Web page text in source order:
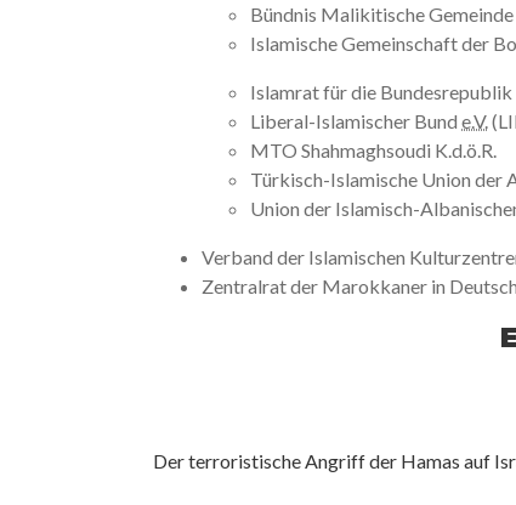
Bündnis Malikitische
Islamische Gemeinschaft der
Islamrat für die Bundesrepublik
Liberal-Islamischer Bund e.V.
MTO Shahmaghsoudi K.d.ö.R.
Türkisch-Islamische Union der
Union der Islamisch-
Verband der Islamischen
Zentralrat der Marokkaner in
Der terroristische Angriff der Hamas auf